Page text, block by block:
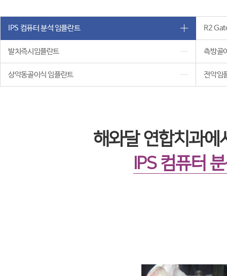
IPS 컴퓨터 분석 임플란트 R2
발치즉시임플란트 측방골
상악동골이식 임플란트 전악임
해와달 연합치과에
IPS 컴퓨터